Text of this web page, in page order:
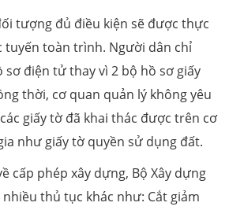
tượng đủ điều kiện sẽ được thực
toàn trình. Người dân chỉ
sơ điện tử thay vì 2 bộ hồ sơ giấy
thời, cơ quan quản lý không yêu
giấy tờ đã khai thác được trên cơ
như giấy tờ quyền sử dụng đất.
cấp phép xây dựng, Bộ Xây dựng
thủ tục khác như: Cắt giảm